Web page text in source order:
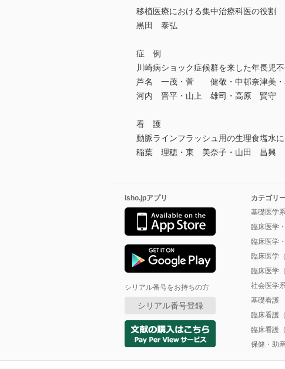
移植医療における集中治療科医の役割
黒田 泰弘
症 例
川崎病ショック症候群を来した年長児
芦名 一茂・菅 健敬・中邨奈津美
河内 晋平・山上 雄司・高原 賢守
看 護
動脈ラインフラッシュ用の生理食塩水
稲葉 理穂・東 美奈子・山田 昌興
isho.jpアプリ
シリアル番号をお持ちの方
シリアル番号登録
カテゴリ
基礎医学
臨床医学
臨床医学
臨床医学
臨床医学
社会医学
基礎看護
臨床看護
臨床看護
保健・助